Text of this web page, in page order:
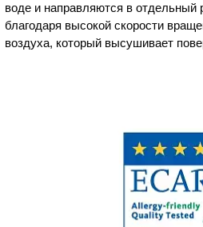
воде и направляются в отдельный
благодаря высокой скорости
воздуха, который высушивает